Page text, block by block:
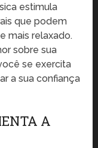
estimula
que podem
mais relaxado.
sobre sua
se exercita
a sua confiança
A